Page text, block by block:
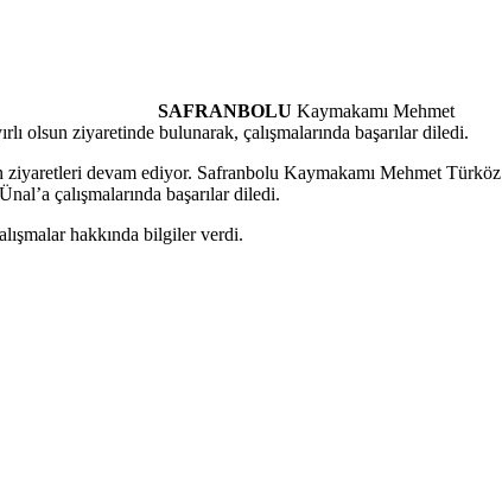
SAFRANBOLU Kaymakamı Mehmet
olsun ziyaretinde bulunarak, çalışmalarında başarılar diledi.
devam ediyor. Safranbolu Kaymakamı Mehmet Türköz
çalışmalarında başarılar diledi.
hakkında bilgiler verdi.